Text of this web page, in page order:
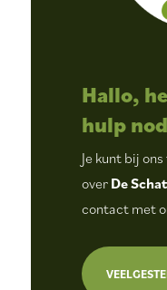
Hallo,
hulp
Je kunt bij
overDe
contact met